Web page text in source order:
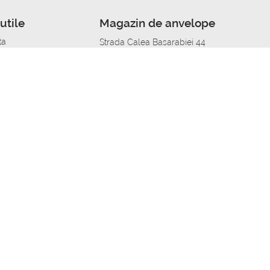
Magazin de anvelope
Strada Calea Basarabiei 44